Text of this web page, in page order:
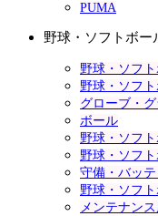
PUMA
野球・ソフトボー
野球・ソフ
野球・ソフ
グローブ・
ボール
野球・ソフ
野球・ソフ
守備・バッ
野球・ソフ
メンテナン